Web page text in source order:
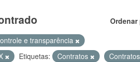
Ordenar
e transparência
Etiquetas: Contratos